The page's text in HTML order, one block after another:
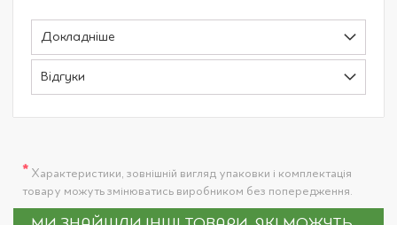
Докладніше
Відгуки
* Характеристики, зовнішній вигляд упаковки і комплектація
товару можуть змінюватись виробником без попередження.